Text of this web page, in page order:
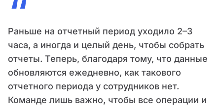
“
Раньше на отчетный период уходило 2–3
часа, а иногда и целый день, чтобы собрать
отчеты. Теперь, благодаря тому, что данные
обновляются ежедневно, как такового
отчетного периода у сотрудников нет.
Команде лишь важно, чтобы все операции и